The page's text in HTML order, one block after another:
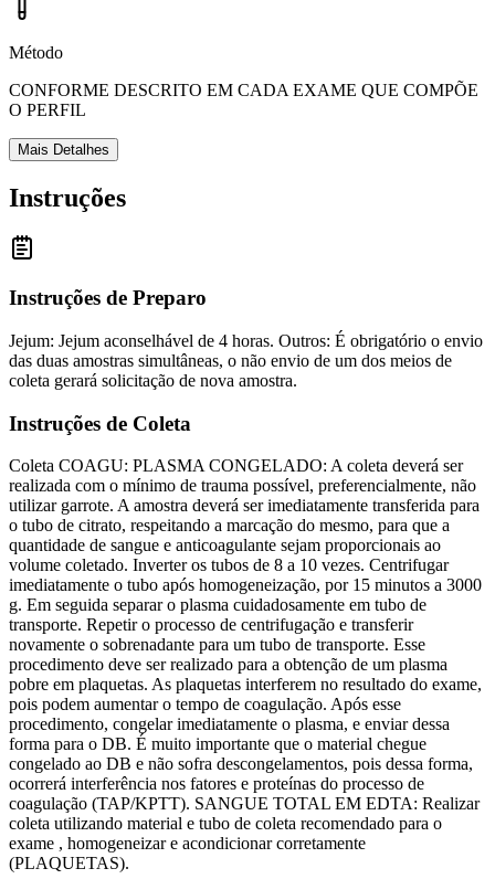
Método
CONFORME DESCRITO EM CADA EXAME QUE COMPÕE
O PERFIL
Mais Detalhes
Instruções
Instruções de Preparo
Jejum: Jejum aconselhável de 4 horas. Outros: É obrigatório o envio
das duas amostras simultâneas, o não envio de um dos meios de
coleta gerará solicitação de nova amostra.
Instruções de Coleta
Coleta COAGU: PLASMA CONGELADO: A coleta deverá ser
realizada com o mínimo de trauma possível, preferencialmente, não
utilizar garrote. A amostra deverá ser imediatamente transferida para
o tubo de citrato, respeitando a marcação do mesmo, para que a
quantidade de sangue e anticoagulante sejam proporcionais ao
volume coletado. Inverter os tubos de 8 a 10 vezes. Centrifugar
imediatamente o tubo após homogeneização, por 15 minutos a 3000
g. Em seguida separar o plasma cuidadosamente em tubo de
transporte. Repetir o processo de centrifugação e transferir
novamente o sobrenadante para um tubo de transporte. Esse
procedimento deve ser realizado para a obtenção de um plasma
pobre em plaquetas. As plaquetas interferem no resultado do exame,
pois podem aumentar o tempo de coagulação. Após esse
procedimento, congelar imediatamente o plasma, e enviar dessa
forma para o DB. É muito importante que o material chegue
congelado ao DB e não sofra descongelamentos, pois dessa forma,
ocorrerá interferência nos fatores e proteínas do processo de
coagulação (TAP/KPTT). SANGUE TOTAL EM EDTA: Realizar
coleta utilizando material e tubo de coleta recomendado para o
exame , homogeneizar e acondicionar corretamente
(PLAQUETAS).